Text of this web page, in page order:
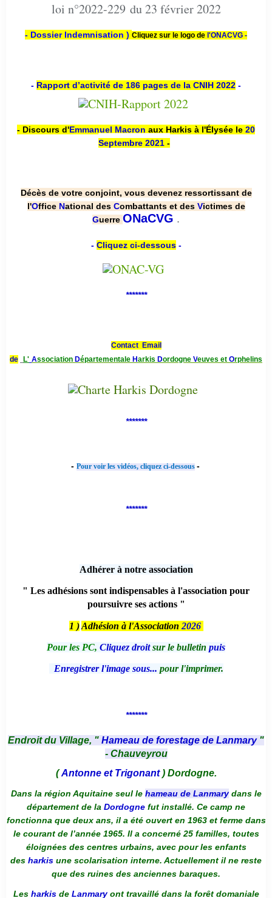
loi n°2022-229 du 23 février 2022
- Dossier Indemnisation ) Cliquez sur le logo de l'ONACVG -
- Rapport d’activité de 186 pages de la CNIH 2022 -
- Discours d'Emmanuel Macron aux Harkis à l'Élysée le 20
Septembre 2021 -
Décès de votre conjoint, vous devenez ressortissant de
l'Office National des Combattants et des Victimes de
Guerre ONaCVG .
- Cliquez ci-dessous-
*******
Contact Email
de
L' Association Départementale Harkis Dordogne Veuves et Orphelins
*******
- Pour voir les vidéos, cliquez ci-dessous -
*******
Adhérer à notre association
" Les adhésions sont indispensables à l'association pour
poursuivre ses actions "
1 ) Adhésion à l'Association 2026
Pour les PC, Cliquez droitsur le bulletin puis
Enregistrer l'image sous... pour l'imprimer.
*******
Endroit du Village, " Hameau de forestage de Lanmary "
- Chauveyrou
(Antonne et Trigonant) Dordogne.
Dans la région Aquitaine seul le hameau de Lanmarydans le
département de la Dordogne fut installé. Ce camp ne
fonctionna que deux ans, il a été ouvert en 1963 et ferme dans
le courant de l’année 1965. Il a concerné 25 familles, toutes
éloignées des centres urbains, avec pour les enfants
des harkis une scolarisation interne. Actuellement il ne reste
que des ruines des anciennes baraques.
Les harkis de Lanmaryont travaillé dans la forêt domaniale